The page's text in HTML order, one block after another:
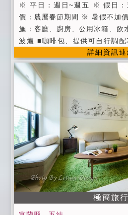
退回全部訂金 b. 預定住宿日
者，可退回 70% 的訂金 c. 預
消訂房者，可退回 50% 的訂
至6日取消訂房者，可退回
日前2日至3日取消訂房者，可
定住宿日前1日取消訂房者，
預定住宿日當天取消者，不退回
※ 平日：週日~週五 ※ 假日
價：農曆春節期間 ※ 暑假不加
施：客廳、廚房、公用冰箱、飲
波爐 ■咖啡包、提供可自行調
線頻道電視 ■提供宜蘭旅遊資
前告知預約） ■貼心叮嚀： ■
早餐，因此在房價上特別回饋給
在地美食喔。 ■進房時間：當
間：翌日上午11:00以前。 ■平
週六、連續假日及國定假日 /
住時請記得出示您的證件，以
的同時，也請您將住宿費一併
境，室內請勿吸煙，不便處請
寧，請每位遊客保持輕聲細語
安寧。 ■個人貴重物品、請自行
恕不負責，敬請見諒。 ■延期住
知，將可辦理退費或保留訂金
詳細資訊連
極簡旅行